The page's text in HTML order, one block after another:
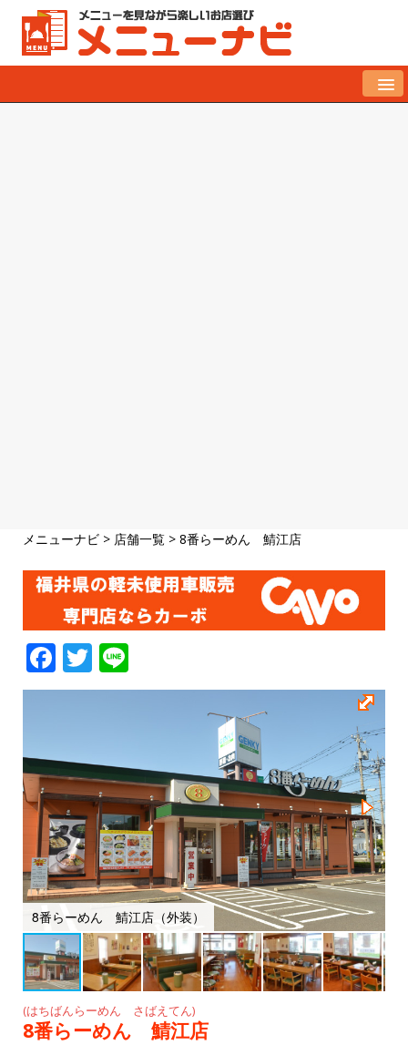
メニューナビ > 店舗一覧 > 8番らーめん 鯖江店
F
a
b
o
o
k
T
w
r
n
8番らーめん 鯖江店（外装）
(はちばんらーめん さばえてん)
8番らーめん 鯖江店